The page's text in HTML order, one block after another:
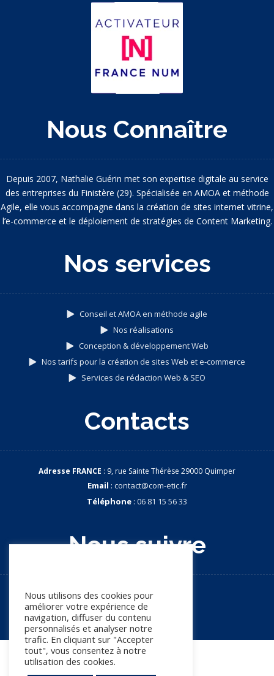
Nous Connaître
Depuis 2007, Nathalie Guérin met son expertise digitale au service
des entreprises du Finistère (29). Spécialisée en AMOA et méthode
Agile, elle vous accompagne dans la création de sites internet vitrine,
l’e-commerce et le déploiement de stratégies de Content Marketing.
Nos services
Conseil et AMOA en méthode agile
Nos réalisations
Conception & développement Web
Nos tarifs pour la création de sites Web et e-commerce
Services de rédaction Web & SEO
Contacts
Adresse FRANCE : 9, rue Sainte Thérèse 29000 Quimper
Email : contact@com-etic.fr
Téléphone : 06 81 15 56 33
Nous suivre
© Copyright 2026. Tous droits réservés
Nous utilisons des cookies pour
améliorer votre expérience de
navigation, diffuser du contenu
personnalisés et analyser notre
trafic. En cliquant sur "Accepter
tout", vous consentez à notre
utilisation des cookies.